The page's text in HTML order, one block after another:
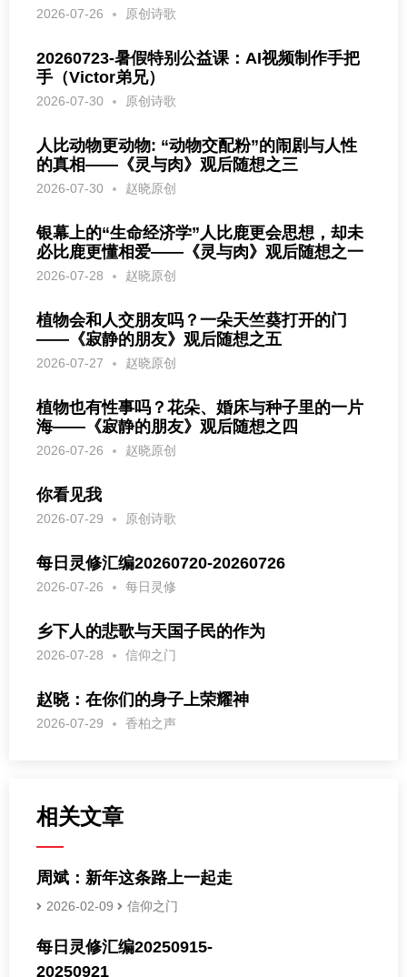
2026-07-26 原创诗歌
20260723-暑假特别公益课：AI视频制作手把
手（Victor弟兄）
2026-07-30 原创诗歌
人比动物更动物: “动物交配粉”的闹剧与人性
的真相——《灵与肉》观后随想之三
2026-07-30 赵晓原创
银幕上的“生命经济学”人比鹿更会思想，却未
必比鹿更懂相爱——《灵与肉》观后随想之一
2026-07-28 赵晓原创
植物会和人交朋友吗？一朵天竺葵打开的门
——《寂静的朋友》观后随想之五
2026-07-27 赵晓原创
植物也有性事吗？花朵、婚床与种子里的一片
海——《寂静的朋友》观后随想之四
2026-07-26 赵晓原创
你看见我
2026-07-29 原创诗歌
每日灵修汇编20260720-20260726
2026-07-26 每日灵修
乡下人的悲歌与天国子民的作为
2026-07-28 信仰之门
赵晓：在你们的身子上荣耀神
2026-07-29 香柏之声
相关文章
周斌：新年这条路上一起走
2026-02-09 信仰之门
每日灵修汇编20250915-
20250921